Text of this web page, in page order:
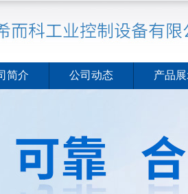
简介 公司动态 产品